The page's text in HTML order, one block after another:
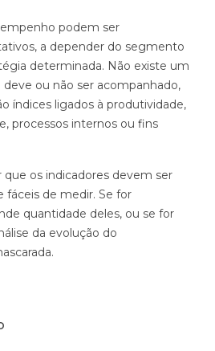
podem ser
a depender do segmento
determinada. Não existe um
ou não ser acompanhado,
índices ligados à produtividade,
processos internos ou fins
os indicadores devem ser
fáceis de medir. Se for
quantidade deles, ou se for
da evolução do